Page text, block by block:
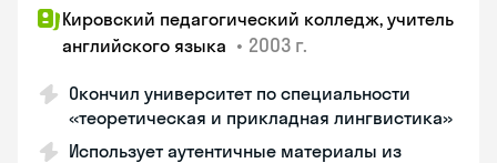
Кировский педагогический колледж, учитель
английского языка • 2003 г.
Окончил университет по специальности
«теоретическая и прикладная лингвистика»
Использует аутентичные материалы из